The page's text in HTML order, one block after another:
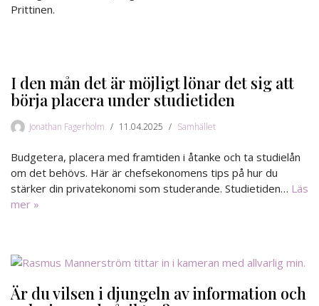
Prittinen.
I den mån det är möjligt lönar det sig att
börja placera under studietiden
Jonathan Fagerholm 11.04.2025 Samhället
Budgetera, placera med framtiden i åtanke och ta studielån
om det behövs. Här är chefsekonomens tips på hur du
stärker din privatekonomi som studerande. Studietiden… Läs
mer »
Är du vilsen i djungeln av information och